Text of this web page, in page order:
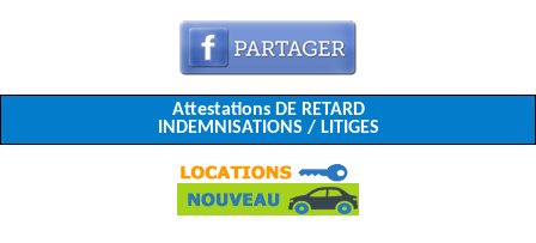
Attestations DE RETARD
INDEMNISATIONS / LITIGES